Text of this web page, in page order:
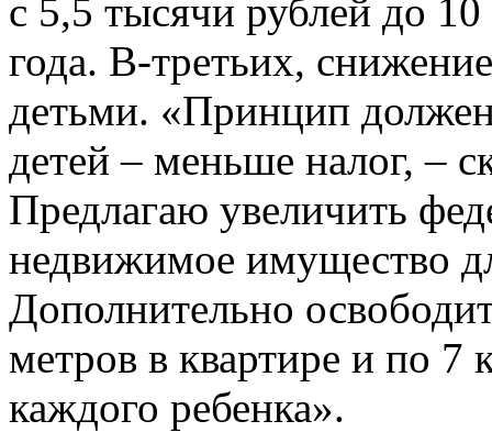
с 5,5 тысячи рублей до
года. В-третьих,
детьми. «Принцип
детей – меньше налог, –
Предлагаю увеличить
недвижимое имущество
Дополнительно
метров в квартире и по 7
каждого ребенка».